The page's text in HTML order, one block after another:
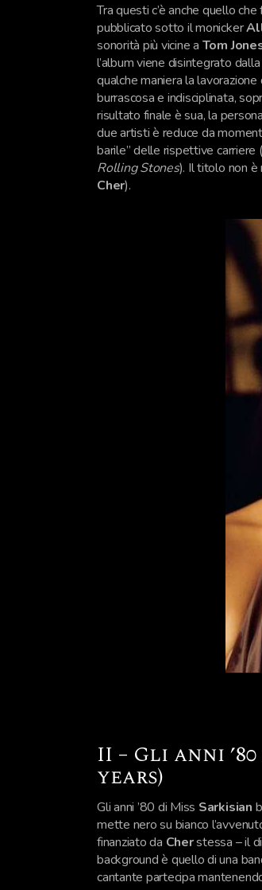
Tra questi c’è anche quello che
pubblicato sotto il monicker
sonorità più vicine a Tom
l’album viene disintegrato
qualche maniera la
burrascosa e indisciplinata,
risultato finale è sua, la
due artisti è reduce da
barile” delle rispettive carriere
Rolling Stones). Il titolo non è
Cher).
II – Gli anni
years)
Gli anni ’80 di Miss Sarkisian
mette nero su bianco
finanziato da Cherstessa – il
background è quello di una
cantante partecipa